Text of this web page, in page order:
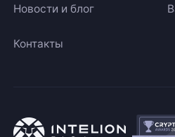
Новости и блог
Контакты